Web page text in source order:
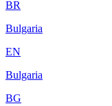
BR
Bulgaria
EN
Bulgaria
BG